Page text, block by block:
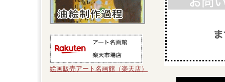
絵画販売アート名画館（楽天店）